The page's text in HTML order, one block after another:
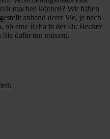
machen können? Wir haben
anhand derer Sie, je nach
ob eine Reha in der Dr. Becker
dafür tun müssen.